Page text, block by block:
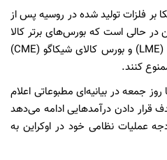
بر فلزات تولید شده در روسیه پس از
این در حالی است که بورس‌های برتر کالا
در جهان مانند بورس فلزات لندن (LME) و بورس کالای شیکاگو (CME)
کنند.
جمعه در بیانیه‌ای مطبوعاتی اعلام
دادن درآمدهایی ادامه می‌دهد
عملیات نظامی خود در اوکراین به